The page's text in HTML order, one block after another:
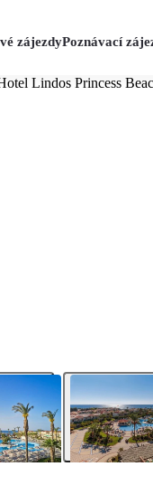
zájezdyPoznávací
Lindos Princess